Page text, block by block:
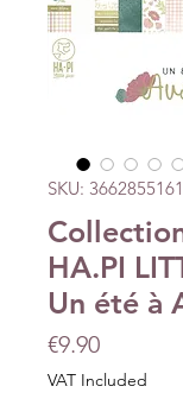
SKU:
HA.PI
Un été à
€9.90Price
VAT Included